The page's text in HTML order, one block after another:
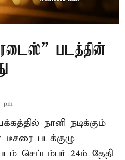
படத்தின்
pm
நானி நடிக்கும்
டீசரை படக்குழு
செப்டம்பர் 24ம் தேதி